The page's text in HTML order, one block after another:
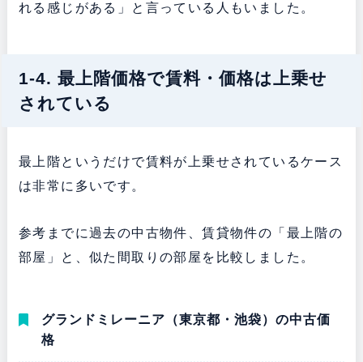
れる感じがある」と言っている人もいました。
1-4. 最上階価格で賃料・価格は上乗せ
されている
最上階というだけで賃料が上乗せされているケース
は非常に多いです。
参考までに過去の中古物件、賃貸物件の「最上階の
部屋」と、似た間取りの部屋を比較しました。
グランドミレーニア（東京都・池袋）の中古価
格